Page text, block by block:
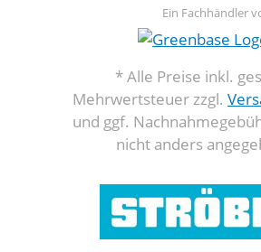
Ein Fachhändler
* Alle Preise inkl.
Mehrwertsteuer zzgl.
und ggf.
nicht anders